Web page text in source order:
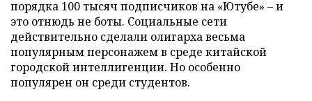
порядка 100 тысяч подписчиков на «Ютубе» – и
это отнюдь не боты. Социальные сети
действительно сделали олигарха весьма
популярным персонажем в среде китайской
городской интеллигенции. Но особенно
популярен он среди студентов.